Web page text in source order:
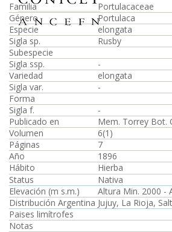
Familia
Portulacaceae
Género
Portulaca
Especie
elongata
Sigla sp.
Rusby
Subespecie
Sigla ssp.
-
Variedad
elongata
Sigla var.
-
Forma
Sigla f.
-
Publicado en
Mem. Torrey Bot.
Volumen
6(1)
Páginas
7
Año
1896
Hábito
Hierba
Status
Nativa
Elevación (m s.m.)
Altura Min. 2000 -
Distribución Argentina Jujuy, La Rioja,
Paises limítrofes
Notas